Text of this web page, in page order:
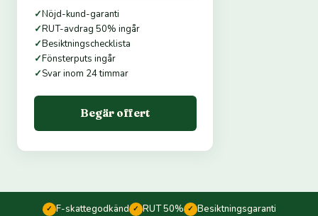
✓Nöjd-kund-garanti
✓RUT-avdrag 50% ingår
✓Besiktningschecklista
✓Fönsterputs ingår
✓Svar inom 24 timmar
Begär offert
✓ F-skattegodkänd ✓ RUT 50% ✓ Besiktningsgaranti